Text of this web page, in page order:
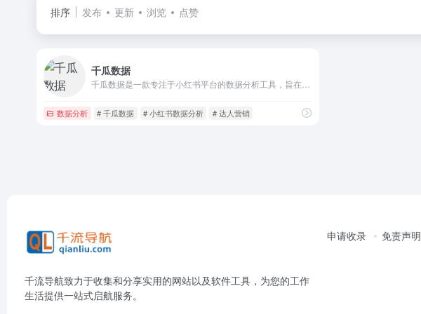
排序 发布 更新 浏览 点赞
千瓜数据
数据分析 # 千瓜数据 # 小红书数据分析 # 达人营销
千流导航致力于收集和分享实用的网站以及软件工具，为您的工作
生活提供一站式启航服务。
申请收录 免责声明